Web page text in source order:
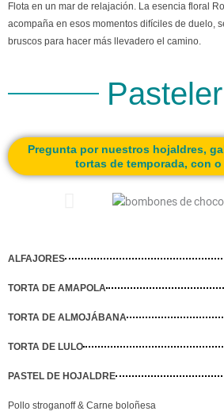
Flota en un mar de relajación. La esencia floral
acompaña en esos momentos difíciles de duelo,
bruscos para hacer más llevadero el camino.
Pregunta por nuestros hojaldres,
tortas de temporada, con
ALFAJORES
TORTA DE AMAPOLA
TORTA DE ALMOJÁBANA
TORTA DE LULO
PASTEL DE HOJALDRE
Pollo stroganoff & Carne boloñesa